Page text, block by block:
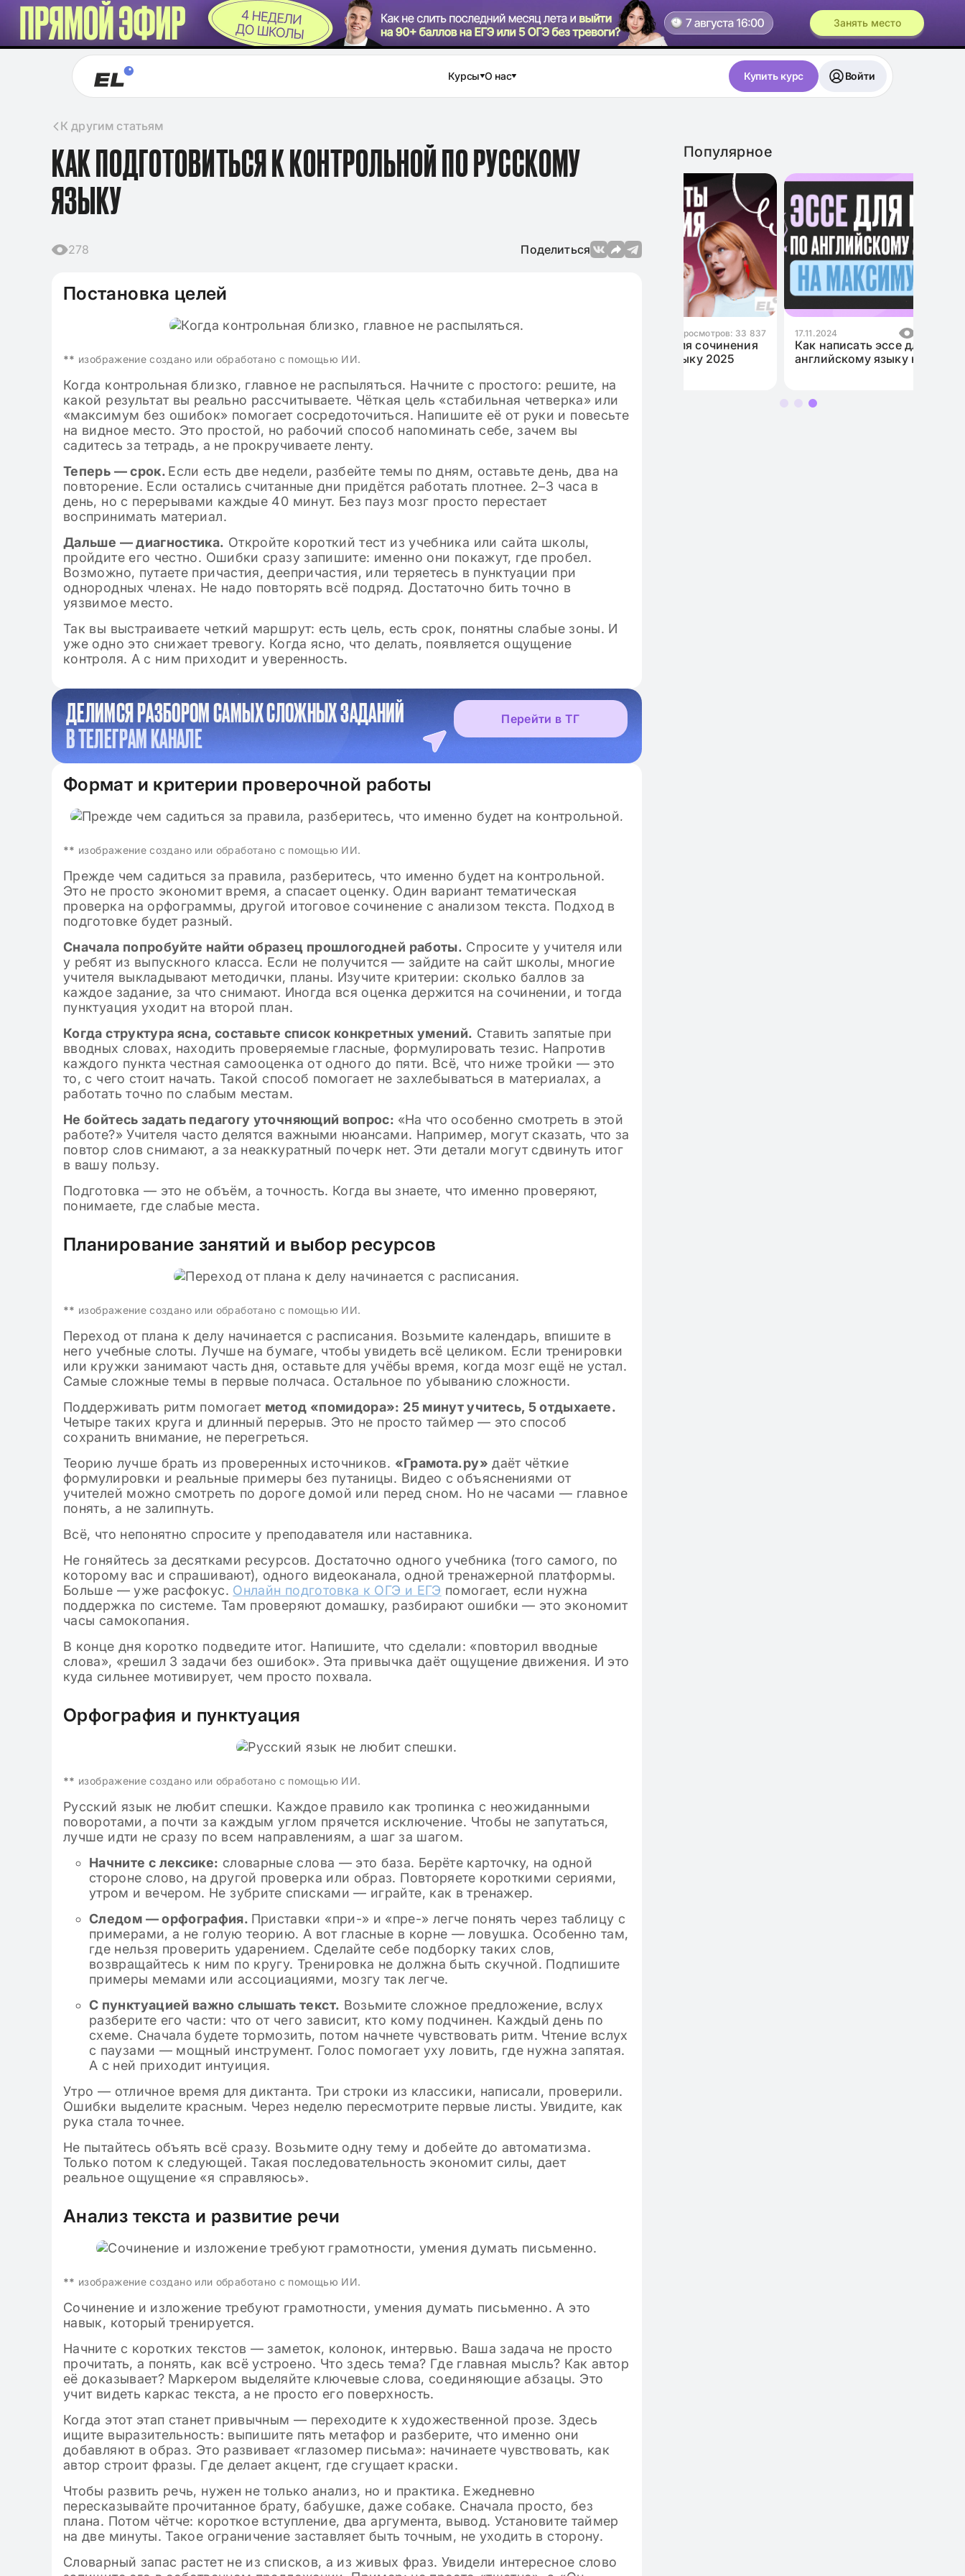
Занять место
Курсы О нас Купить курс Войти
К другим статьям
КАК ПОДГОТОВИТЬСЯ К КОНТРОЛЬНОЙ ПО РУССКОМУ
ЯЗЫКУ
278 Поделиться
Постановка целей
** изображение создано или обработано с помощью ИИ.
Когда контрольная близко, главное не распыляться. Начните с простого: решите, на
какой результат вы реально рассчитываете. Чёткая цель «стабильная четверка» или
«максимум без ошибок» помогает сосредоточиться. Напишите её от руки и повесьте
на видное место. Это простой, но рабочий способ напоминать себе, зачем вы
садитесь за тетрадь, а не прокручиваете ленту.
Теперь — срок. Если есть две недели, разбейте темы по дням, оставьте день, два на
повторение. Если остались считанные дни придётся работать плотнее. 2–3 часа в
день, но с перерывами каждые 40 минут. Без пауз мозг просто перестает
воспринимать материал.
Дальше — диагностика. Откройте короткий тест из учебника или сайта школы,
пройдите его честно. Ошибки сразу запишите: именно они покажут, где пробел.
Возможно, путаете причастия, деепричастия, или теряетесь в пунктуации при
однородных членах. Не надо повторять всё подряд. Достаточно бить точно в
уязвимое место.
Так вы выстраиваете четкий маршрут: есть цель, есть срок, понятны слабые зоны. И
уже одно это снижает тревогу. Когда ясно, что делать, появляется ощущение
контроля. А с ним приходит и уверенность.
ДЕЛИМСЯ РАЗБОРОМ САМЫХ СЛОЖНЫХ ЗАДАНИЙ
В ТЕЛЕГРАМ КАНАЛЕ
Перейти в ТГ
Формат и критерии проверочной работы
** изображение создано или обработано с помощью ИИ.
Прежде чем садиться за правила, разберитесь, что именно будет на контрольной.
Это не просто экономит время, а спасает оценку. Один вариант тематическая
проверка на орфограммы, другой итоговое сочинение с анализом текста. Подход в
подготовке будет разный.
Сначала попробуйте найти образец прошлогодней работы. Спросите у учителя или
у ребят из выпускного класса. Если не получится — зайдите на сайт школы, многие
учителя выкладывают методички, планы. Изучите критерии: сколько баллов за
каждое задание, за что снимают. Иногда вся оценка держится на сочинении, и тогда
пунктуация уходит на второй план.
Когда структура ясна, составьте список конкретных умений. Ставить запятые при
вводных словах, находить проверяемые гласные, формулировать тезис. Напротив
каждого пункта честная самооценка от одного до пяти. Всё, что ниже тройки — это
то, с чего стоит начать. Такой способ помогает не захлебываться в материалах, а
работать точно по слабым местам.
Не бойтесь задать педагогу уточняющий вопрос: «На что особенно смотреть в этой
работе?» Учителя часто делятся важными нюансами. Например, могут сказать, что за
повтор слов снимают, а за неаккуратный почерк нет. Эти детали могут сдвинуть итог
в вашу пользу.
Подготовка — это не объём, а точность. Когда вы знаете, что именно проверяют,
понимаете, где слабые места.
Планирование занятий и выбор ресурсов
** изображение создано или обработано с помощью ИИ.
Переход от плана к делу начинается с расписания. Возьмите календарь, впишите в
него учебные слоты. Лучше на бумаге, чтобы увидеть всё целиком. Если тренировки
или кружки занимают часть дня, оставьте для учёбы время, когда мозг ещё не устал.
Самые сложные темы в первые полчаса. Остальное по убыванию сложности.
Поддерживать ритм помогает метод «помидора»: 25 минут учитесь, 5 отдыхаете.
Четыре таких круга и длинный перерыв. Это не просто таймер — это способ
сохранить внимание, не перегреться.
Теорию лучше брать из проверенных источников. «Грамота.ру» даёт чёткие
формулировки и реальные примеры без путаницы. Видео с объяснениями от
учителей можно смотреть по дороге домой или перед сном. Но не часами — главное
понять, а не залипнуть.
Всё, что непонятно спросите у преподавателя или наставника.
Не гоняйтесь за десятками ресурсов. Достаточно одного учебника (того самого, по
которому вас и спрашивают), одного видеоканала, одной тренажерной платформы.
Больше — уже расфокус. Онлайн подготовка к ОГЭ и ЕГЭ помогает, если нужна
поддержка по системе. Там проверяют домашку, разбирают ошибки — это экономит
часы самокопания.
В конце дня коротко подведите итог. Напишите, что сделали: «повторил вводные
слова», «решил 3 задачи без ошибок». Эта привычка даёт ощущение движения. И это
куда сильнее мотивирует, чем просто похвала.
Орфография и пунктуация
** изображение создано или обработано с помощью ИИ.
Русский язык не любит спешки. Каждое правило как тропинка с неожиданными
поворотами, а почти за каждым углом прячется исключение. Чтобы не запутаться,
лучше идти не сразу по всем направлениям, а шаг за шагом.
Начните с лексике: словарные слова — это база. Берёте карточку, на одной
стороне слово, на другой проверка или образ. Повторяете короткими сериями,
утром и вечером. Не зубрите списками — играйте, как в тренажер.
Следом — орфография. Приставки «при-» и «пре-» легче понять через таблицу с
примерами, а не голую теорию. А вот гласные в корне — ловушка. Особенно там,
где нельзя проверить ударением. Сделайте себе подборку таких слов,
возвращайтесь к ним по кругу. Тренировка не должна быть скучной. Подпишите
примеры мемами или ассоциациями, мозгу так легче.
С пунктуацией важно слышать текст. Возьмите сложное предложение, вслух
разберите его части: что от чего зависит, кто кому подчинен. Каждый день по
схеме. Сначала будете тормозить, потом начнете чувствовать ритм. Чтение вслух
с паузами — мощный инструмент. Голос помогает уху ловить, где нужна запятая.
А с ней приходит интуиция.
Утро — отличное время для диктанта. Три строки из классики, написали, проверили.
Ошибки выделите красным. Через неделю пересмотрите первые листы. Увидите, как
рука стала точнее.
Не пытайтесь объять всё сразу. Возьмите одну тему и добейте до автоматизма.
Только потом к следующей. Такая последовательность экономит силы, дает
реальное ощущение «я справляюсь».
Анализ текста и развитие речи
** изображение создано или обработано с помощью ИИ.
Сочинение и изложение требуют грамотности, умения думать письменно. А это
навык, который тренируется.
Начните с коротких текстов — заметок, колонок, интервью. Ваша задача не просто
прочитать, а понять, как всё устроено. Что здесь тема? Где главная мысль? Как автор
её доказывает? Маркером выделяйте ключевые слова, соединяющие абзацы. Это
учит видеть каркас текста, а не просто его поверхность.
Когда этот этап станет привычным — переходите к художественной прозе. Здесь
ищите выразительность: выпишите пять метафор и разберите, что именно они
добавляют в образ. Это развивает «глазомер письма»: начинаете чувствовать, как
автор строит фразы. Где делает акцент, где сгущает краски.
Чтобы развить речь, нужен не только анализ, но и практика. Ежедневно
пересказывайте прочитанное брату, бабушке, даже собаке. Сначала просто, без
плана. Потом чётче: короткое вступление, два аргумента, вывод. Установите таймер
на две минуты. Такое ограничение заставляет быть точным, не уходить в сторону.
Словарный запас растет не из списков, а из живых фраз. Увидели интересное слово
Популярное
09.11.2024 Просмотров: 144 908
2024-2025 по литературе в 11
04.12.2024 17.11.2024 Просмотров: 10 968
Как написать эссе для ЕГЭ по
английскому языку на максимум?